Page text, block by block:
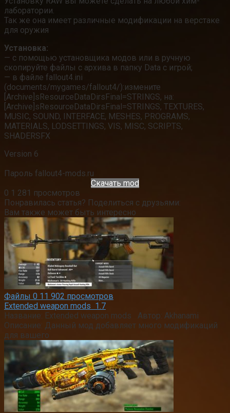
лаборатории.
Так же она имеет различные модификации на верстаке
для оружия
Установка:
— с помощью установщика модов или в ручную
скопируйте файлы с архива в папку Data с игрой;
— в файле fallout4.ini
(documents/mygames/fallout4/):измените
[Archive]sResourceDataDirsFinal=STRINGS, на:
[Archive]sResourceDataDirsFinal=STRINGS, TEXTURES,
MUSIC, SOUND, INTERFACE, MESHES, PROGRAMS,
MATERIALS, LODSETTINGS, VIS, MISC, SCRIPTS,
SHADERSFX
Version 6
Пароль fallout4-mods.ru
Скачать mod
0 1 281 просмотров
Понравилась статья? Поделиться с друзьями:
Вам также может быть интересно
Файлы 0 11 902 просмотров
Extended weapon mods 1.7
Название: Extended weapon mods Автор: Akhanami
Описание: Данный мод добавляет много модификаций
для вашего